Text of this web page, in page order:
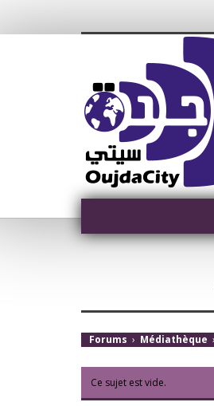
Forums › Médiathèque ›
Ce sujet est vide.